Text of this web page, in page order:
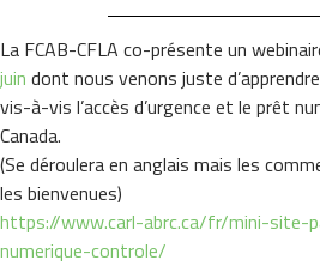
La FCAB-CFLA co-présente un
juin dont nous venons juste
vis-à-vis l’accès d’urgence et le prêt
Canada.
(Se déroulera en anglais mais les
les bienvenues)
https://www.carl-abrc.ca/fr/mini-site-
numerique-controle/